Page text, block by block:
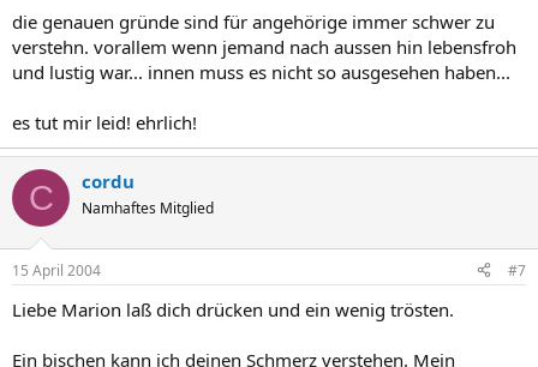
die genauen gründe sind für angehörige immer schwer zu
verstehn. vorallem wenn jemand nach aussen hin lebensfroh
und lustig war... innen muss es nicht so ausgesehen haben...
es tut mir leid! ehrlich!
C cordu
Namhaftes Mitglied
15 April 2004 #7
Liebe Marion laß dich drücken und ein wenig trösten.
Ein bischen kann ich deinen Schmerz verstehen. Mein